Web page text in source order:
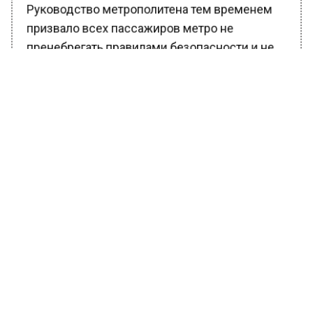
Руководство метрополитена тем временем
призвало всех пассажиров метро не
пренебрегать правилами безопасности и не